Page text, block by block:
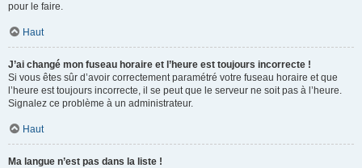
pour le faire.
Haut
J’ai changé mon fuseau horaire et l’heure est toujours incorrecte !
Si vous êtes sûr d’avoir correctement paramétré votre fuseau horaire et que
l’heure est toujours incorrecte, il se peut que le serveur ne soit pas à l’heure.
Signalez ce problème à un administrateur.
Haut
Ma langue n’est pas dans la liste !